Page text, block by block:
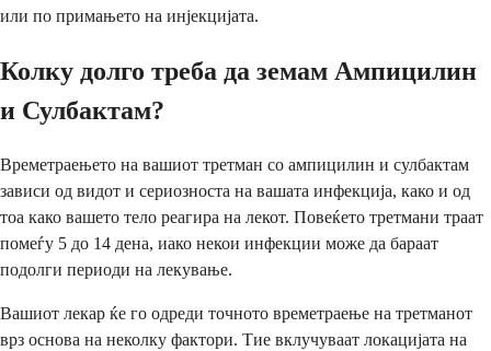
или по примањето на инјекцијата.
Колку долго треба да земам Ампицилин
и Сулбактам?
Времетраењето на вашиот третман со ампицилин и сулбактам
зависи од видот и сериозноста на вашата инфекција, како и од
тоа како вашето тело реагира на лекот. Повеќето третмани траат
помеѓу 5 до 14 дена, иако некои инфекции може да бараат
подолги периоди на лекување.
Вашиот лекар ќе го одреди точното времетраење на третманот
врз основа на неколку фактори. Тие вклучуваат локацијата на